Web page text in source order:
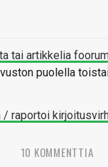
tai artikkelia
puolella
/ raportoi
10 KOMMENTTIA